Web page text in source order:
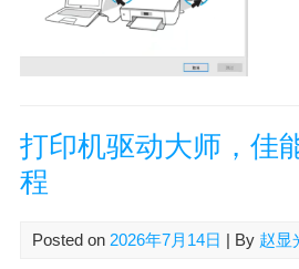
打印机驱动大师，佳
程
Posted on 2026年7月14日 | By 赵显